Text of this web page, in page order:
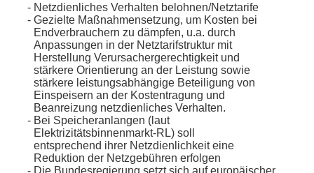
Netzdienliches Verhalten belohnen/Netztarife
Gezielte Maßnahmensetzung, um Kosten bei
Endverbrauchern zu dämpfen, u.a. durch
Anpassungen in der Netztarifstruktur mit
Herstellung Verursachergerechtigkeit und
stärkere Orientierung an der Leistung sowie
stärkere leistungsabhängige Beteiligung von
Einspeisern an der Kostentragung und
Beanreizung netzdienliches Verhalten.
Bei Speicheranlangen (laut
Elektrizitätsbinnenmarkt-RL) soll
entsprechend ihrer Netzdienlichkeit eine
Reduktion der Netzgebühren erfolgen
Die Bundesregierung setzt sich auf europäischer